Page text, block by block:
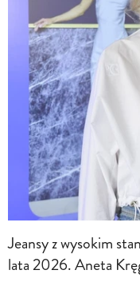
Jeansy z wysokim
lata 2026. Aneta